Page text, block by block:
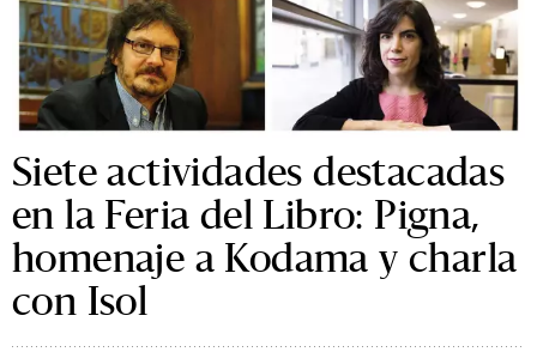
Siete actividades destacadas
en la Feria del Libro: Pigna,
homenaje a Kodama y charla
con Isol